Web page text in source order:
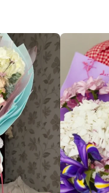
доставки
Санкт-